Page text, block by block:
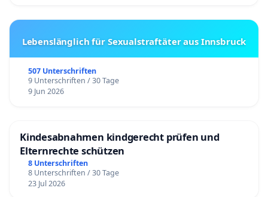
Lebenslänglich für Sexualstraftäter aus Innsbruck
507 Unterschriften
9 Unterschriften / 30 Tage
9 Jun 2026
Kindesabnahmen kindgerecht prüfen und
Elternrechte schützen
8 Unterschriften
8 Unterschriften / 30 Tage
23 Jul 2026